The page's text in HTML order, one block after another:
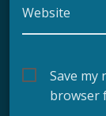
Website
Save my
browser